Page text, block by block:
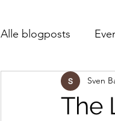
Alle blogposts
Startlijsten
The
Sven